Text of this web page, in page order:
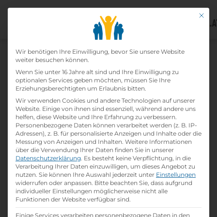
Home»Lehrbetriebe»Daikin Airconditioning
Central Europe HandelsgmbH
Daikin Airconditioning
Central Europe Handelsgmbh
printLehrstelle ausdrucken
Detailinformationen
folderBranche:
Wissenschaft / Forschung / Entwicklung
Mit
Datenschutz-
Wir benötigen Ihre Einwilligung, bevor Sie unsere Website
weiter besuchen können.
Wenn Sie unter 16 Jahre alt sind und Ihre Einwilligung zu
optionalen Services geben möchten, müssen Sie Ihre
Erziehungsberechtigten um Erlaubnis bitten.
Wir verwenden Cookies und andere Technologien auf unserer
Website. Einige von ihnen sind essenziell, während andere uns
helfen, diese Website und Ihre Erfahrung zu verbessern.
Personenbezogene Daten können verarbeitet werden (z. B. IP-
Adressen), z. B. für personalisierte Anzeigen und Inhalte oder die
Messung von Anzeigen und Inhalten. Weitere Informationen
über die Verwendung Ihrer Daten finden Sie in unserer
Datenschutzerklärung. Es besteht keine Verpflichtung, in die
Verarbeitung Ihrer Daten einzuwilligen, um dieses Angebot zu
nutzen. Sie können Ihre Auswahl jederzeit unter Einstellungen
widerrufen oder anpassen. Bitte beachten Sie, dass aufgrund
individueller Einstellungen möglicherweise nicht alle
Funktionen der Website verfügbar sind.
Einige Services verarbeiten personenbezogene Daten in den